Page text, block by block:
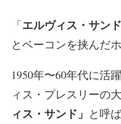
「エルヴィス・サンド
とベーコンを挟んだ
1950年〜60年代に活
ィス・プレスリーの
ィス・サンド」 と呼